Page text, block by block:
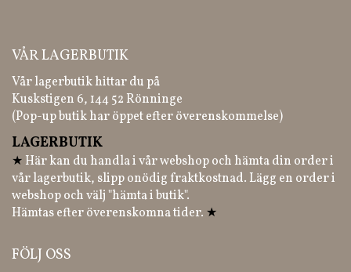
VÅR LAGERBUTIK
Vår lagerbutik hittar du på
Kuskstigen 6, 144 52 Rönninge
(Pop-up butik har öppet efter överenskommelse)
LAGERBUTIK
★ Här kan du handla i vår webshop och hämta din order i
vår lagerbutik, slipp onödig fraktkostnad. Lägg en order i
webshop och välj "hämta i butik".
Hämtas efter överenskomna tider. ★
FÖLJ OSS